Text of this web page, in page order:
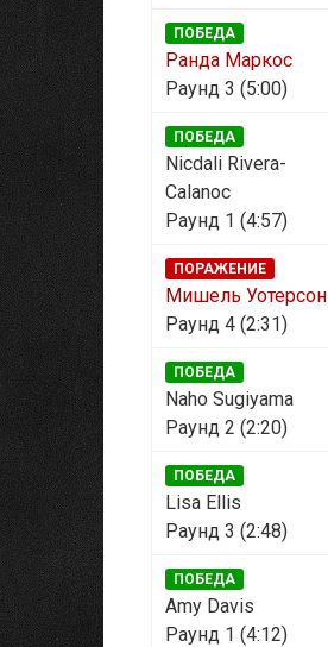
ПОБЕДА
Ранда Маркос
Раунд 3 (5:00)
ПОБЕДА
Nicdali Rivera-
Calanoc
Раунд 1 (4:57)
ПОРАЖЕНИЕ
Мишель Уотерсон
Раунд 4 (2:31)
ПОБЕДА
Naho Sugiyama
Раунд 2 (2:20)
ПОБЕДА
Lisa Ellis
Раунд 3 (2:48)
ПОБЕДА
Amy Davis
Раунд 1 (4:12)